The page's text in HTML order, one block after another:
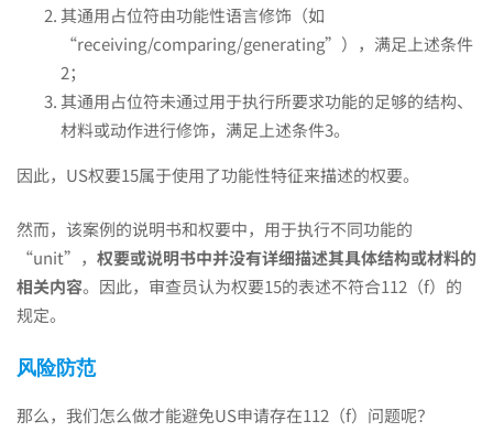
其通用占位符由功能性语言修饰（如
“receiving/comparing/generating”），满足上述条件
2；
其通用占位符未通过用于执行所要求功能的足够的结构、
材料或动作进行修饰，满足上述条件3。
因此，US权要15属于使用了功能性特征来描述的权要。
然而，该案例的说明书和权要中，用于执行不同功能的
“unit”， 权要或说明书中并没有详细描述其具体结构或材料的
相关内容。因此，审查员认为权要15的表述不符合112（f）的
规定。
风险防范
那么，我们怎么做才能避免US申请存在112（f）问题呢？